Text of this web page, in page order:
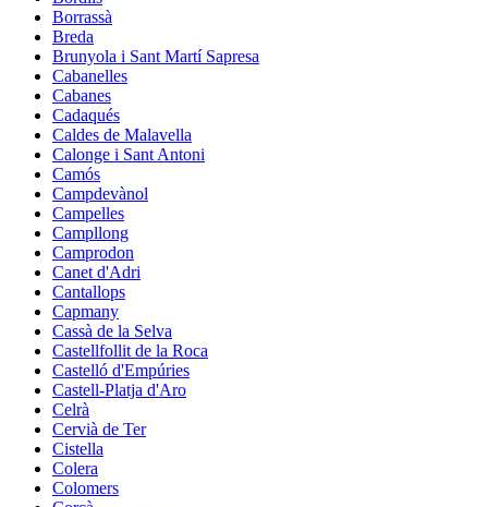
Borrassà
Breda
Brunyola i Sant Martí Sapresa
Cabanelles
Cabanes
Cadaqués
Caldes de Malavella
Calonge i Sant Antoni
Camós
Campdevànol
Campelles
Campllong
Camprodon
Canet d'Adri
Cantallops
Capmany
Cassà de la Selva
Castellfollit de la Roca
Castelló d'Empúries
Castell-Platja d'Aro
Celrà
Cervià de Ter
Cistella
Colera
Colomers